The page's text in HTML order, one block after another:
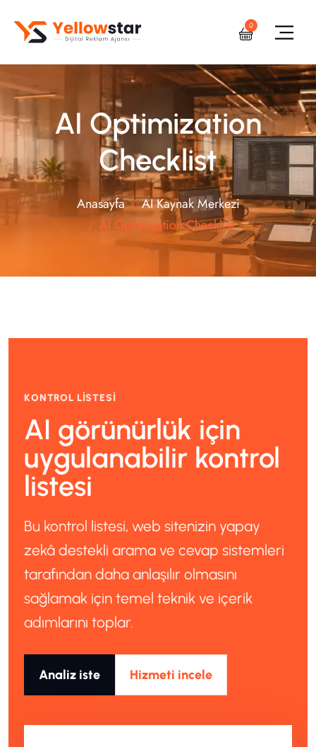
0
AI Optimization
Checklist
Anasayfa
AI Kaynak Merkezi
AI Optimization Checklist
KONTROL LISTESI
AI görünürlük için
uygulanabilir kontrol
listesi
Bu kontrol listesi, web sitenizin yapay
zekâ destekli arama ve cevap sistemleri
tarafından daha anlaşılır olmasını
sağlamak için temel teknik ve içerik
adımlarını toplar.
Analiz iste Hizmeti incele